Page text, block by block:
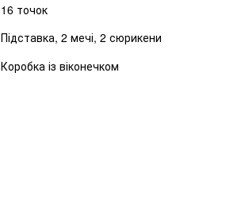
16 точок
Підставка, 2 мечі, 2 сюрикени
Коробка із віконечком